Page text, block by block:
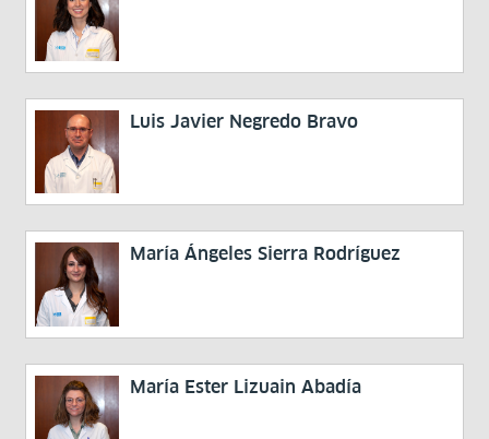
Luis Javier Negredo Bravo
María Ángeles Sierra Rodríguez
María Ester Lizuain Abadía